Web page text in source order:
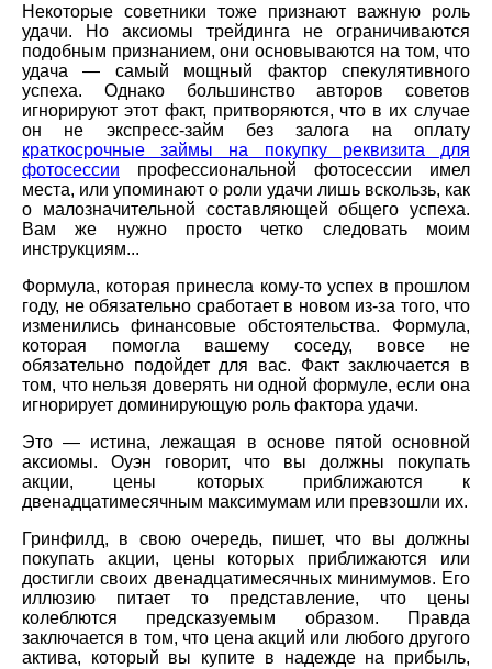
Некоторые советники тоже признают важную роль
удачи. Но аксиомы трейдинга не ограничиваются
подобным признанием, они основываются на том, что
удача — самый мощный фактор спекулятивного
успеха. Однако большинство авторов советов
игнорируют этот факт, притворяются, что в их случае
он не экспресс-займ без залога на оплату
краткосрочные займы на покупку реквизита для
фотосессии профессиональной фотосессии имел
места, или упоминают о роли удачи лишь вскользь, как
о малозначительной составляющей общего успеха.
Вам же нужно просто четко следовать моим
инструкциям...
Формула, которая принесла кому-то успех в прошлом
году, не обязательно сработает в новом из-за того, что
изменились финансовые обстоятельства. Формула,
которая помогла вашему соседу, вовсе не
обязательно подойдет для вас. Факт заключается в
том, что нельзя доверять ни одной формуле, если она
игнорирует доминирующую роль фактора удачи.
Это — истина, лежащая в основе пятой основной
аксиомы. Оуэн говорит, что вы должны покупать
акции, цены которых приближаются к
двенадцатимесячным максимумам или превзошли их.
Гринфилд, в свою очередь, пишет, что вы должны
покупать акции, цены которых приближаются или
достигли своих двенадцатимесячных минимумов. Его
иллюзию питает то представление, что цены
колеблются предсказуемым образом. Правда
заключается в том, что цена акций или любого другого
актива, который вы купите в надежде на прибыль,